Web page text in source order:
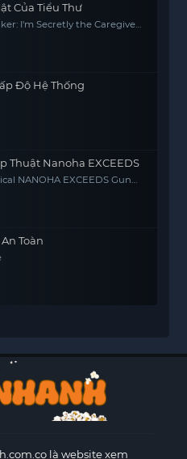
Của Tiểu Thư
I'm Secretly the Caregiver
Độ Hệ Thống
Thuật Nanoha EXCEEDS
NANOHA EXCEEDS Gun
Toàn
là website xem